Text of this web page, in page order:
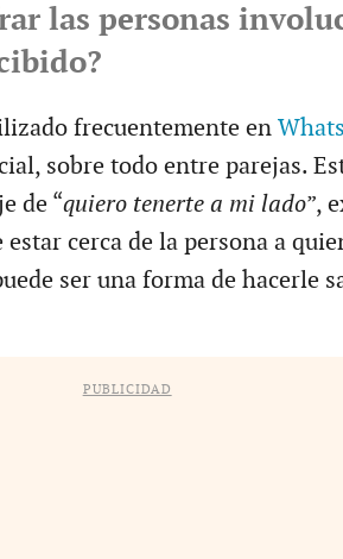
las personas
frecuentemente en
sobre todo entre parejas.
de “quiero tenerte a mi lado”,
cerca de la persona a
ser una forma de hacerle
PUBLICIDAD